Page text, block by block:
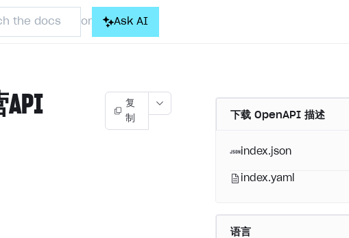
the docs or Ask AI
API
复
制
下载 OpenAPI 描述
index.json
index.yaml
语言